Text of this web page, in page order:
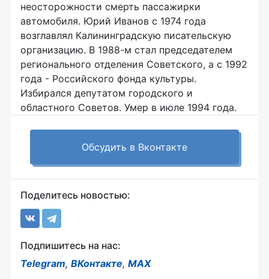
неосторожности смерть пассажирки
автомобиля. Юрий Иванов с 1974 года
возглавлял Калининградскую писательскую
организацию. В 1988-м стал председателем
регионального отделения Советского, а с 1992
года - Российского фонда культуры.
Избирался депутатом городского и
областного Советов. Умер в июле 1994 года.
Обсудить в Вконтакте
Поделитесь новостью:
Подпишитесь на нас:
Telegram, ВКонтакте, MAX